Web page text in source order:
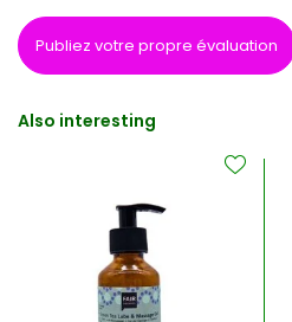
Publiez votre propre évaluation
Also interesting